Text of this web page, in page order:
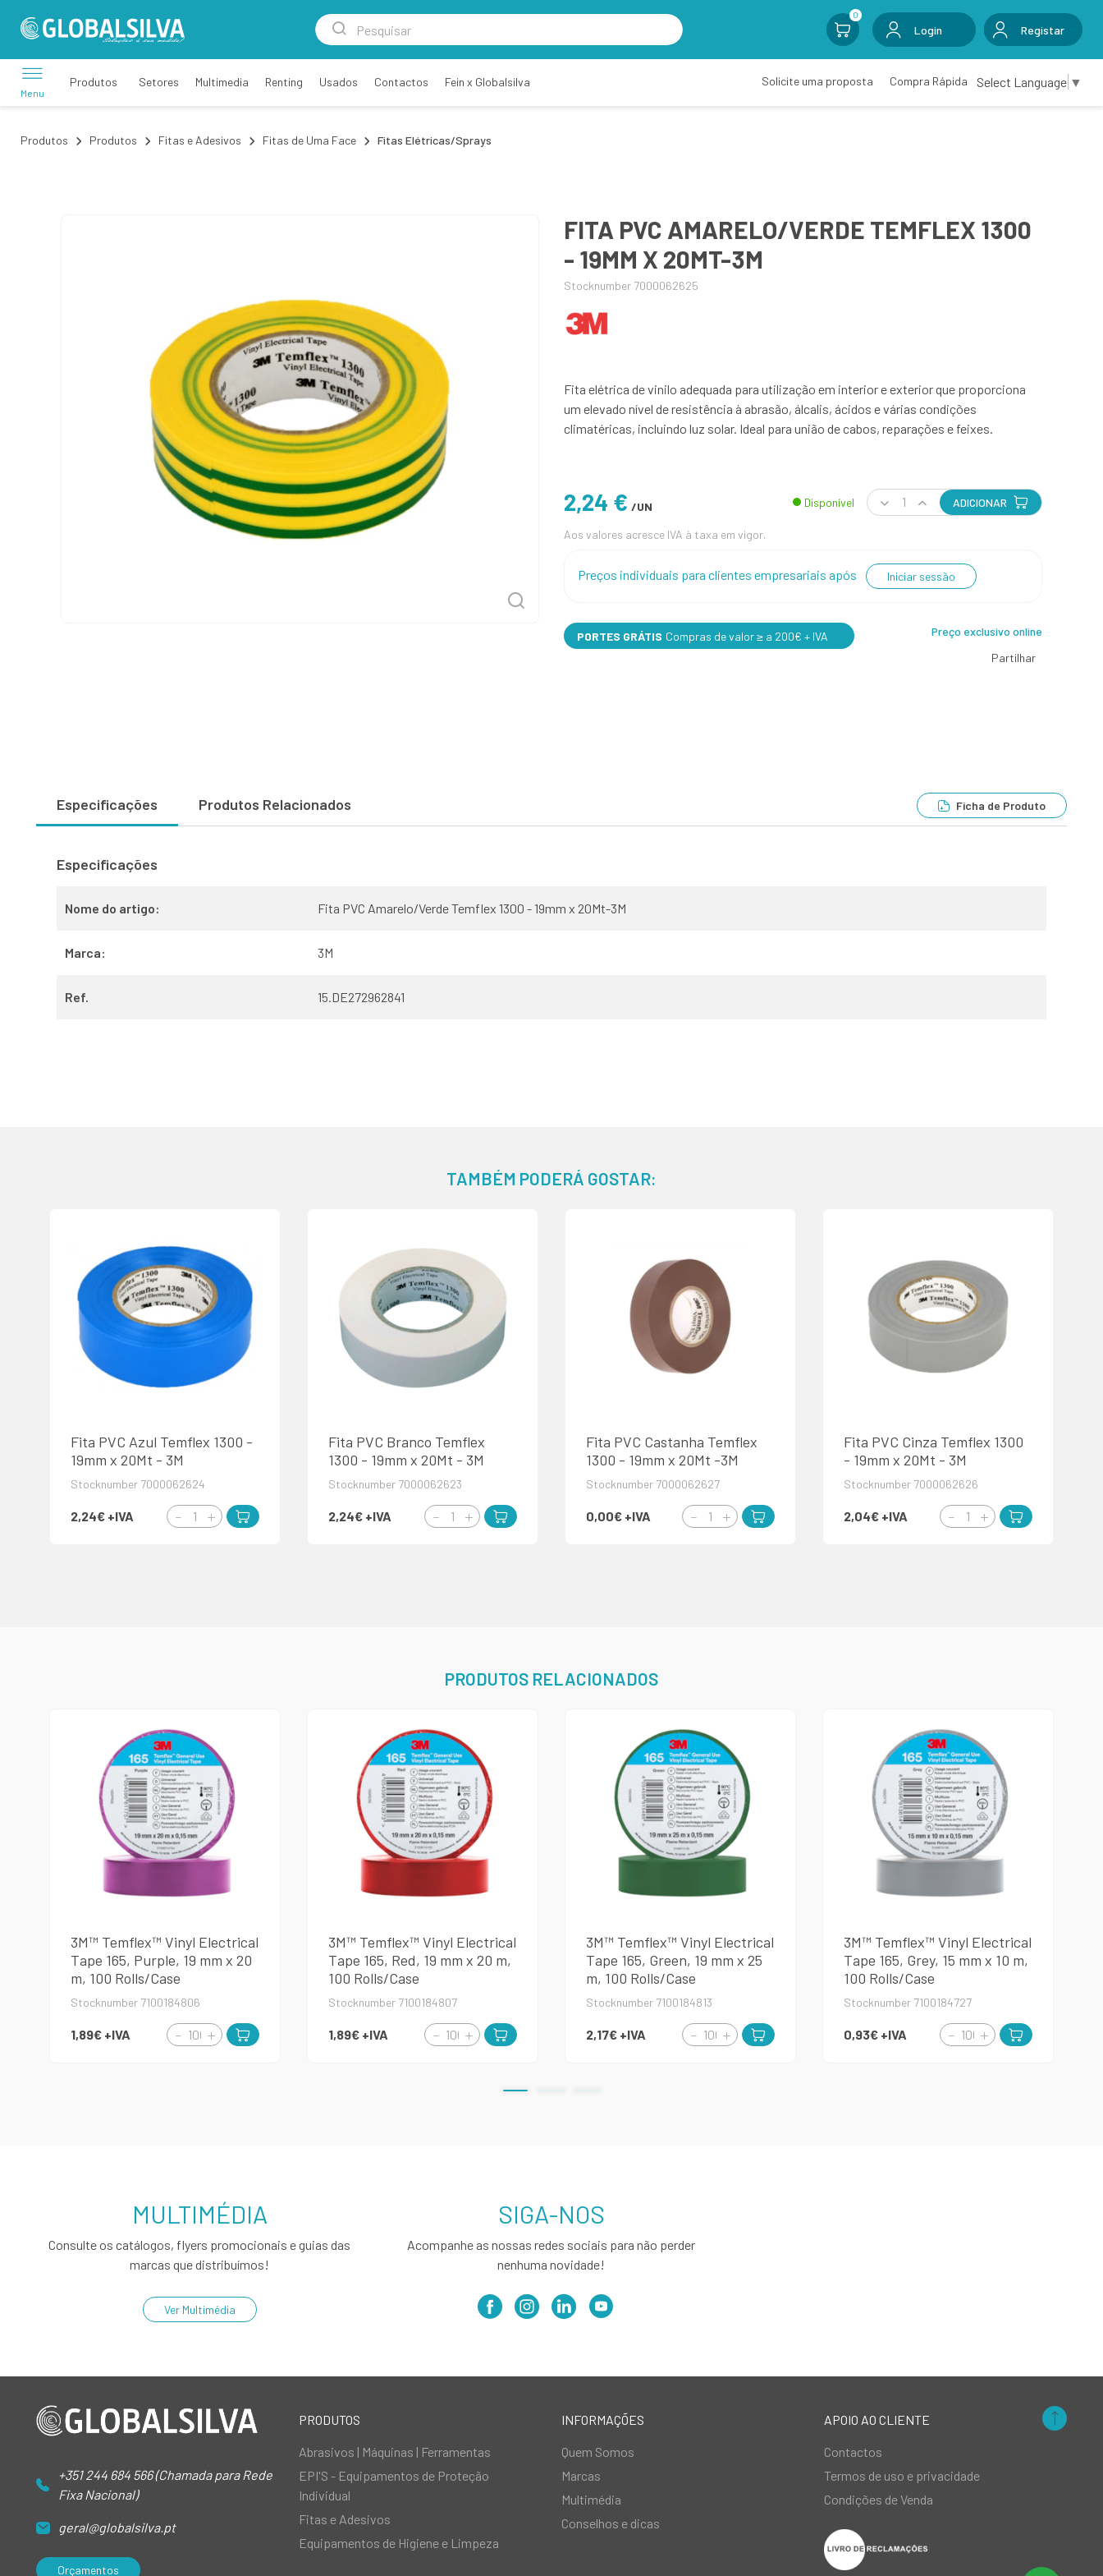
0
Login Registar
Menu
Produtos Setores Multimedia Renting Usados Contactos Fein x Globalsilva Solicite uma proposta Compra Rápida Select Language ▼
Produtos Produtos Fitas e Adesivos Fitas de Uma Face Fitas Elétricas/Sprays
FITA PVC AMARELO/VERDE TEMFLEX 1300
- 19MM X 20MT-3M
Stocknumber 7000062625
Fita elétrica de vinilo adequada para utilização em interior e exterior que proporciona
um elevado nível de resistência à abrasão, álcalis, ácidos e várias condições
climatéricas, incluindo luz solar. Ideal para união de cabos, reparações e feixes.
2,24 € /UN Disponível ADICIONAR
Aos valores acresce IVA à taxa em vigor.
Preços individuais para clientes empresariais após Iniciar sessão
PORTES GRÁTIS Compras de valor ≥ a 200€ + IVA
Preço exclusivo online
Partilhar
Especificações Produtos Relacionados Ficha de Produto
Especificações
Nome do artigo: Fita PVC Amarelo/Verde Temflex 1300 - 19mm x 20Mt-3M
Marca: 3M
Ref. 15.DE272962841
TAMBÉM PODERÁ GOSTAR:
Fita PVC Azul Temflex 1300 -
19mm x 20Mt - 3M
Stocknumber 7000062624
2,24€ +IVA
Fita PVC Branco Temflex
1300 - 19mm x 20Mt - 3M
Stocknumber 7000062623
2,24€ +IVA
Fita PVC Castanha Temflex
1300 - 19mm x 20Mt -3M
Stocknumber 7000062627
0,00€ +IVA
Fita PVC Cinza Temflex 1300
- 19mm x 20Mt - 3M
Stocknumber 7000062626
2,04€ +IVA
PRODUTOS RELACIONADOS
3M™ Temflex™ Vinyl Electrical
Tape 165, Purple, 19 mm x 20
m, 100 Rolls/Case
Stocknumber 7100184806
1,89€ +IVA
3M™ Temflex™ Vinyl Electrical
Tape 165, Red, 19 mm x 20 m,
100 Rolls/Case
Stocknumber 7100184807
1,89€ +IVA
3M™ Temflex™ Vinyl Electrical
Tape 165, Green, 19 mm x 25
m, 100 Rolls/Case
Stocknumber 7100184813
2,17€ +IVA
3M™ Temflex™ Vinyl Electrical
Tape 165, Grey, 15 mm x 10 m,
100 Rolls/Case
Stocknumber 7100184727
0,93€ +IVA
MULTIMÉDIA
Consulte os catálogos, flyers promocionais e guias das
marcas que distribuímos!
Ver Multimédia
SIGA-NOS
Acompanhe as nossas redes sociais para não perder
nenhuma novidade!
+351 244 684 566 (Chamada para Rede
Fixa Nacional)
geral@globalsilva.pt
Orçamentos
PRODUTOS
Abrasivos | Máquinas | Ferramentas
EPI'S - Equipamentos de Proteção
Individual
Fitas e Adesivos
Equipamentos de Higiene e Limpeza
INFORMAÇÕES
Quem Somos
Marcas
Multimédia
Conselhos e dicas
APOIO AO CLIENTE
Contactos
Termos de uso e privacidade
Condições de Venda